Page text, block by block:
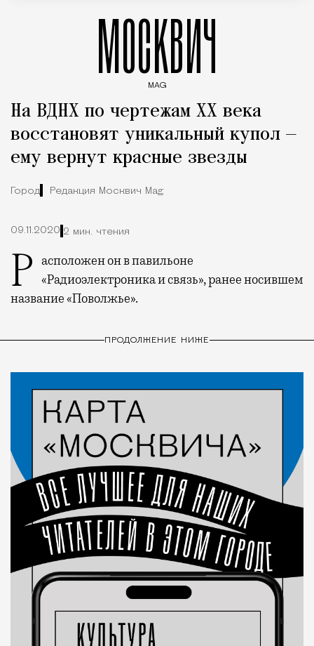
МОСКВИЧ
MAG
На ВДНХ по чертежам XX века
восстановят уникальный купол —
ему вернут красные звезды
Город Редакция Москвич Mag
09.11.2020 2 мин. чтения
Расположен он в павильоне «Радиоэлектроника и связь», ранее носившем
название «Поволжье».
ПРОДОЛЖЕНИЕ НИЖЕ